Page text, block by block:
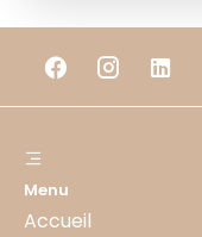
Menu
Accueil